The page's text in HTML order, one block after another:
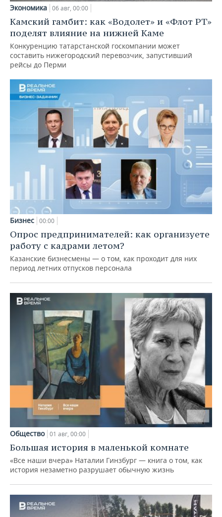
Экономика 06 авг, 00:00
Камский гамбит: как «Водолет» и «Флот РТ»
поделят влияние на нижней Каме
Конкуренцию татарстанской госкомпании может
составить нижегородский перевозчик, запустивший
рейсы до Перми
Бизнес 00:00
Опрос предпринимателей: как организуете
работу с кадрами летом?
Казанские бизнесмены — о том, как проходит для них
период летних отпусков персонала
Общество 01 авг, 00:00
Большая история в маленькой комнате
«Все наши вчера» Наталии Гинзбург — книга о том, как
история незаметно разрушает обычную жизнь